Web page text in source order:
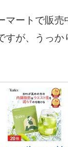
マートで販売
すが、うっか